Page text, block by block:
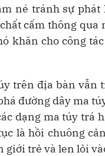
né tránh sự phát
cấm thông qua
khăn cho công
trên địa bàn vẫn
đường dây ma
dạng ma túy trá
là hồi chuông
trẻ và len lỏi